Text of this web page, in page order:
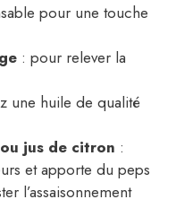
pour une touche
: pour relever la
une huile de qualité
jus de citron :
et apporte du peps
l’assaisonnement